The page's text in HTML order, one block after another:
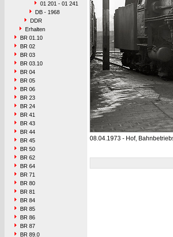
01 201 - 01 241
DB - 1968
DDR
Erhalten
BR 01.10
BR 02
BR 03
BR 03.10
BR 04
BR 05
BR 06
BR 23
BR 24
BR 41
BR 43
BR 44
BR 45
BR 50
BR 62
BR 64
BR 71
BR 80
BR 81
BR 84
BR 85
BR 86
BR 87
BR 89.0
08.04.1973 - Hof,